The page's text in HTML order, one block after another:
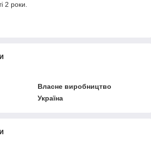
2 роки.
Власне виробництво
Україна